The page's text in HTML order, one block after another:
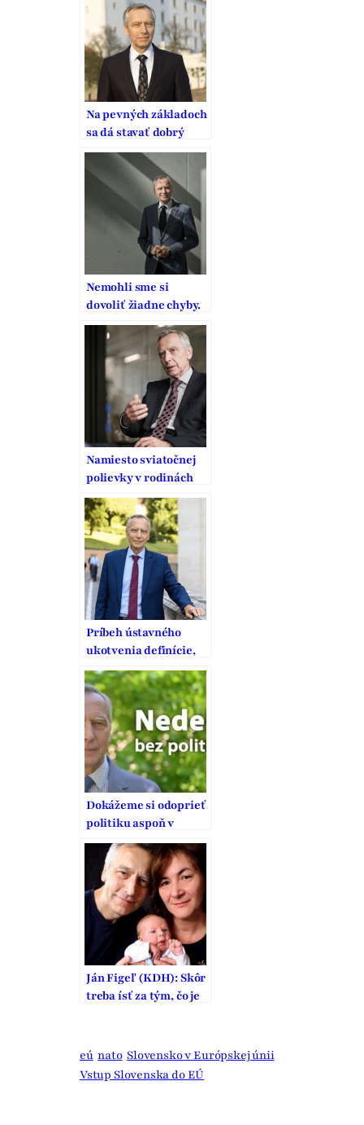
Na pevných základoch
sa dá stavať dobrý
domov
Nemohli sme si
dovoliť žiadne chyby.
To, čo zaplatili
generácie pred nami,
je výzva na našu
zodpovednosť
Namiesto sviatočnej
polievky v rodinách
konzumujú nechutnú
politickú
konfrontáciu a hoaxy
Príbeh ústavného
ukotvenia definície,
ochrany a podpory
manželstva na
Slovensku
Dokážeme si odoprieť
politiku aspoň v
nedeľu? Figeľ sa
obáva, že nás zastaví
až ďalší atentát
Ján Figeľ (KDH): Skôr
treba ísť za tým, čo je
eú nato Slovensko v Európskej únii
Vstup Slovenska do EÚ